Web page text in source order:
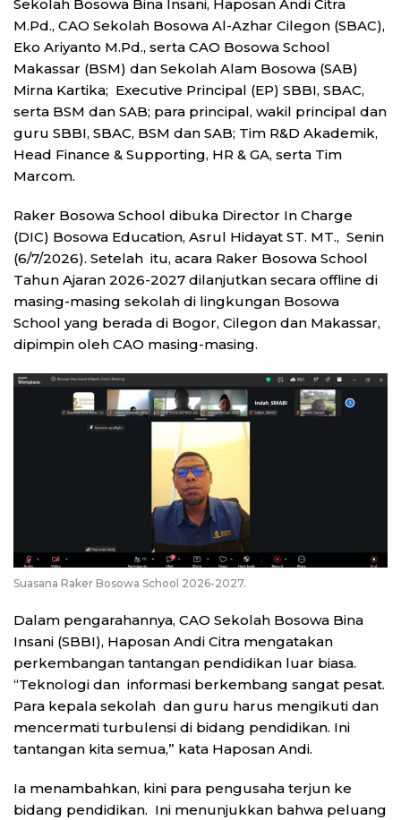
Sekolah Bosowa Bina Insani, Haposan Andi Citra
M.Pd., CAO Sekolah Bosowa Al-Azhar Cilegon (SBAC),
Eko Ariyanto M.Pd., serta CAO Bosowa School
Makassar (BSM) dan Sekolah Alam Bosowa (SAB)
Mirna Kartika; Executive Principal (EP) SBBI, SBAC,
serta BSM dan SAB; para principal, wakil principal dan
guru SBBI, SBAC, BSM dan SAB; Tim R&D Akademik,
Head Finance & Supporting, HR & GA, serta Tim
Marcom.
Raker Bosowa School dibuka Director In Charge
(DIC) Bosowa Education, Asrul Hidayat ST. MT., Senin
(6/7/2026). Setelah itu, acara Raker Bosowa School
Tahun Ajaran 2026-2027 dilanjutkan secara offline di
masing-masing sekolah di lingkungan Bosowa
School yang berada di Bogor, Cilegon dan Makassar,
dipimpin oleh CAO masing-masing.
Suasana Raker Bosowa School 2026-2027.
Dalam pengarahannya, CAO Sekolah Bosowa Bina
Insani (SBBI), Haposan Andi Citra mengatakan
perkembangan tantangan pendidikan luar biasa.
“Teknologi dan informasi berkembang sangat pesat.
Para kepala sekolah dan guru harus mengikuti dan
mencermati turbulensi di bidang pendidikan. Ini
tantangan kita semua,” kata Haposan Andi.
Ia menambahkan, kini para pengusaha terjun ke
bidang pendidikan. Ini menunjukkan bahwa peluang